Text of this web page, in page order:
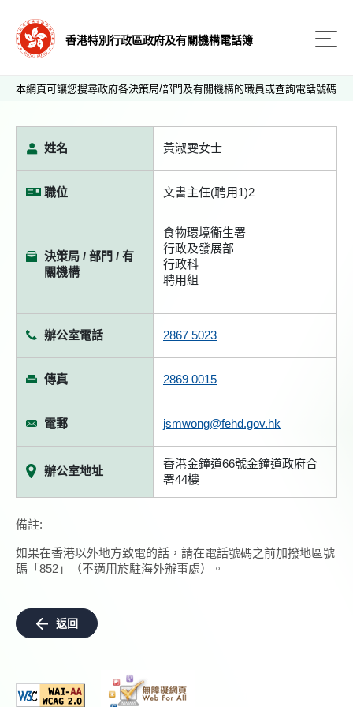
香港特別行政區政府及有關機構電話簿
本網頁可讓您搜尋政府各決策局/部門及有關機構的職員或查詢電話號碼
姓名 黃淑雯女士
職位 文書主任(聘用1)2
決策局 / 部門 / 有
關機構
食物環境衞生署
行政及發展部
行政科
聘用組
辦公室電話 2867 5023
傳真 2869 0015
電郵 jsmwong@fehd.gov.hk
辦公室地址
香港金鐘道66號金鐘道政府合
署44樓
備註:
如果在香港以外地方致電的話，請在電話號碼之前加撥地區號
碼「852」（不適用於駐海外辦事處）。
返回